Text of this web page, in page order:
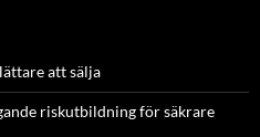
att sälja
riskutbildning för säkrare